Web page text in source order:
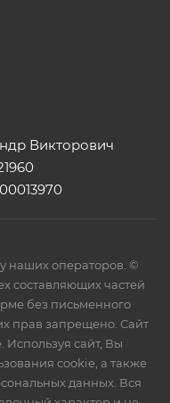
Викторович
наших операторов. ©
составляющих частей
без письменного
прав запрещено. Сайт
Используя сайт, Вы
cookie, а также
данных. Вся